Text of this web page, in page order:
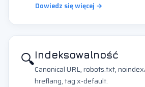
Dowiedz się więcej →
🔍Indeksowalność
Canonical URL, robots.txt,
hreflang, tag x-default.